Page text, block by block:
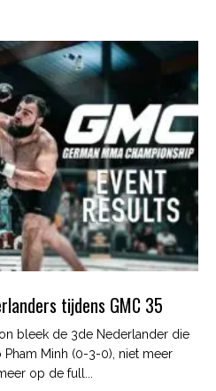
tijdens GMC 35
bleek de 3de Nederlander die
Minh (0-3-0), niet meer
op de full...